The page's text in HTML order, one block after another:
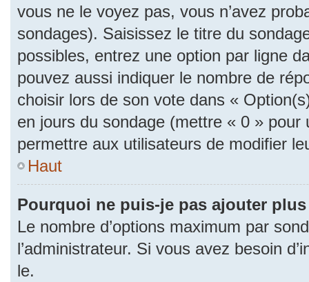
vous ne le voyez pas, vous n’avez
sondages). Saisissez le titre du
possibles, entrez une option par ligne
pouvez aussi indiquer le nombre de
choisir lors de son vote dans «
en jours du sondage (mettre « 0 » pour
permettre aux utilisateurs de modifier
Haut
Pourquoi ne puis-je pas ajouter
Le nombre d’options maximum par
l’administrateur. Si vous avez besoin
le.